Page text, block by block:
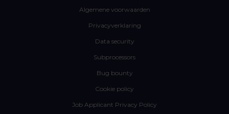
Algemene voorwaarden
Privacyverklaring
Data security
Subprocessors
Bug bounty
Cookie policy
Job Applicant Privacy Policy